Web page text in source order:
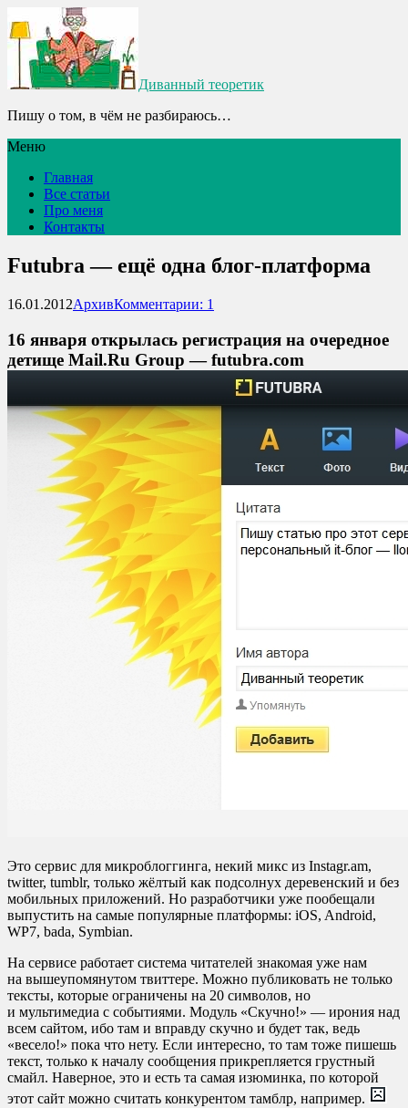
Диванный теоретик
Пишу о том, в чём не разбираюсь…
Меню
Главная
Все статьи
Про меня
Контакты
Futubra — ещё одна блог-платформа
16.01.2012АрхивКомментарии: 1
16 января открылась регистрация на очередное
детище Mail.Ru Group — futubra.com
Это сервис для микроблоггинга, некий микс из Instagr.am,
twitter, tumblr, только жёлтый как подсолнух деревенский и без
мобильных приложений. Но разработчики уже пообещали
выпустить на самые популярные платформы: iOS, Android,
WP7, bada, Symbian.
На сервисе работает система читателей знакомая уже нам
на вышеупомянутом твиттере. Можно публиковать не только
тексты, которые ограничены на 20 символов, но
и мультимедиа с событиями. Модуль «Скучно!» — ирония над
всем сайтом, ибо там и вправду скучно и будет так, ведь
«весело!» пока что нету. Если интересно, то там тоже пишешь
текст, только к началу сообщения прикрепляется грустный
смайл. Наверное, это и есть та самая изюминка, по которой
этот сайт можно считать конкурентом тамблр, например.